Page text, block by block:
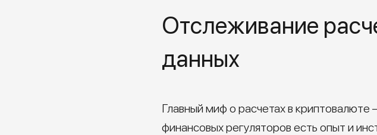
Отслеживание
данных
Главный миф о расчетах в
финансовых регуляторов есть опыт и